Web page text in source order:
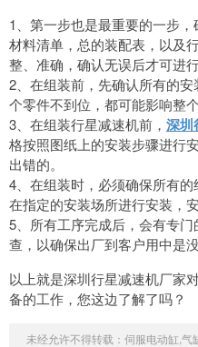
1、第一步也是最重要的一步
材料清单，总的装配表，以及
整、准确，确认无误后才可进
2、在组装前，先确认所有的
个零件不到位，都可能影响整
3、在组装行星减速机前， 深圳
格按照图纸上的安装步骤进行
出错的。
4、在组装时，必须确保所有
在指定的安装场所进行安装，
5、所有工序完成后，会有专
查，以确保出厂到客户用中是
以上就是深圳行星减速机厂家
备的工作，您这边了解了吗？
未经允许不得转载： 伺服电动缸,气